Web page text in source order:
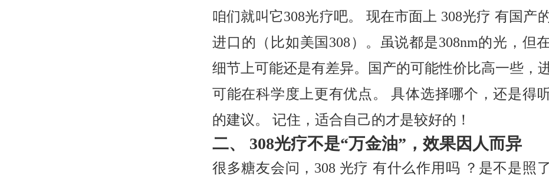
咱们就叫它308光疗吧。 现在市面上 308光疗 有国产
进口的（比如美国308）。虽说都是308nm的光，但
细节上可能还是有差异。国产的可能性价比高一些，
可能在科学度上更有优点。 具体选择哪个，还是得
的建议。 记住，适合自己的才是较好的！
二、 308光疗不是“万金油”，效果因人而异
很多糖友会问，308 光疗 有什么作用吗 ？是不是照